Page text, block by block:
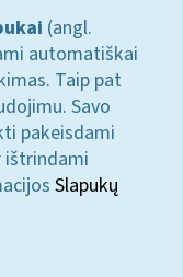
(angl.
automatiškai
Taip pat
Savo
pakeisdami
ištrindami
Slapukų